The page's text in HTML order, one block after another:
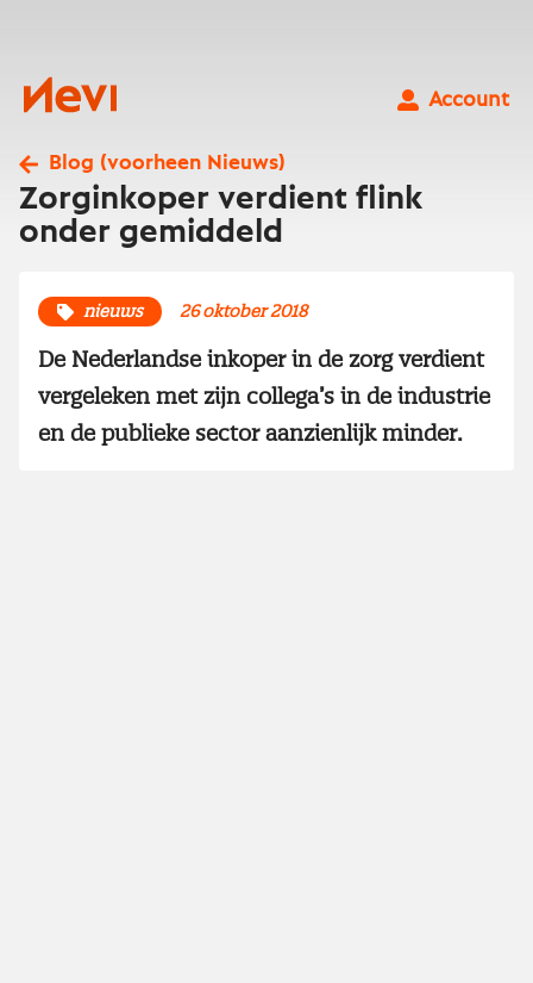
Nevi
Account
Blog (voorheen Nieuws)
Zorginkoper verdient flink
onder gemiddeld
nieuws 26 oktober 2018
De Nederlandse inkoper in de zorg verdient
vergeleken met zijn collega’s in de industrie
en de publieke sector aanzienlijk minder.